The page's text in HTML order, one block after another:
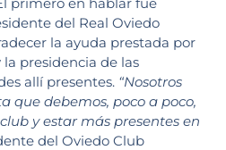
del Real Oviedo
la ayuda prestada por
presidencia de las
allí presentes. “Nosotros
que debemos, poco a poco,
y estar más presentes en
del Oviedo Club